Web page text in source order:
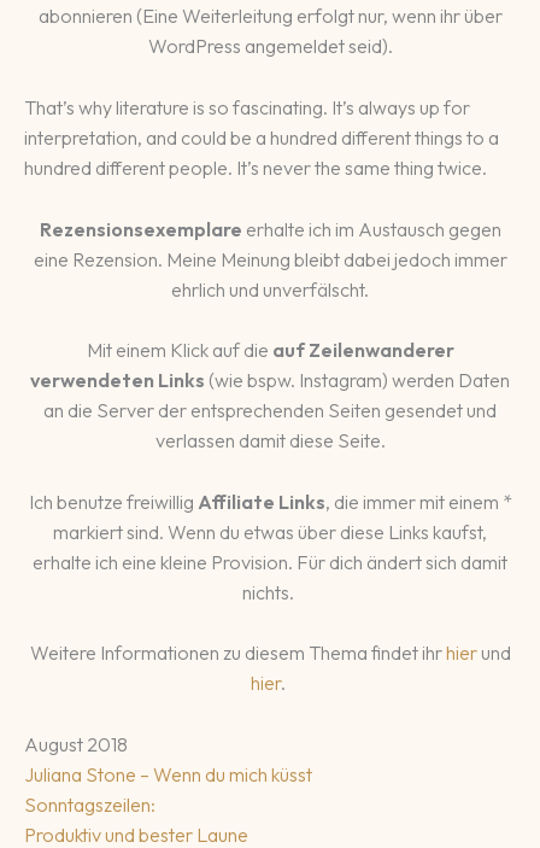
abonnieren (Eine Weiterleitung erfolgt nur, wenn ihr über
WordPress angemeldet seid).
That’s why literature is so fascinating. It’s always up for
interpretation, and could be a hundred different things to a
hundred different people. It’s never the same thing twice.
Rezensionsexemplare erhalte ich im Austausch gegen
eine Rezension. Meine Meinung bleibt dabei jedoch immer
ehrlich und unverfälscht.
Mit einem Klick auf die auf Zeilenwanderer
verwendeten Links (wie bspw. Instagram) werden Daten
an die Server der entsprechenden Seiten gesendet und
verlassen damit diese Seite.
Ich benutze freiwillig Affiliate Links, die immer mit einem *
markiert sind. Wenn du etwas über diese Links kaufst,
erhalte ich eine kleine Provision. Für dich ändert sich damit
nichts.
Weitere Informationen zu diesem Thema findet ihrhierund
hier.
August 2018
Juliana Stone – Wenn du mich küsst
Sonntagszeilen:
Produktiv und bester Laune